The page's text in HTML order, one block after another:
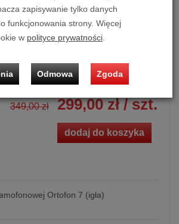
dostępności
Ilość:
349,00 zł 299,00 zł/ szt.
dodaj do koszyka
Ortofon 7 (igła)
zapisywanie tylko danych
funkcjonowania strony. Więcej
w polityce prywatności
Odmowa Zgoda